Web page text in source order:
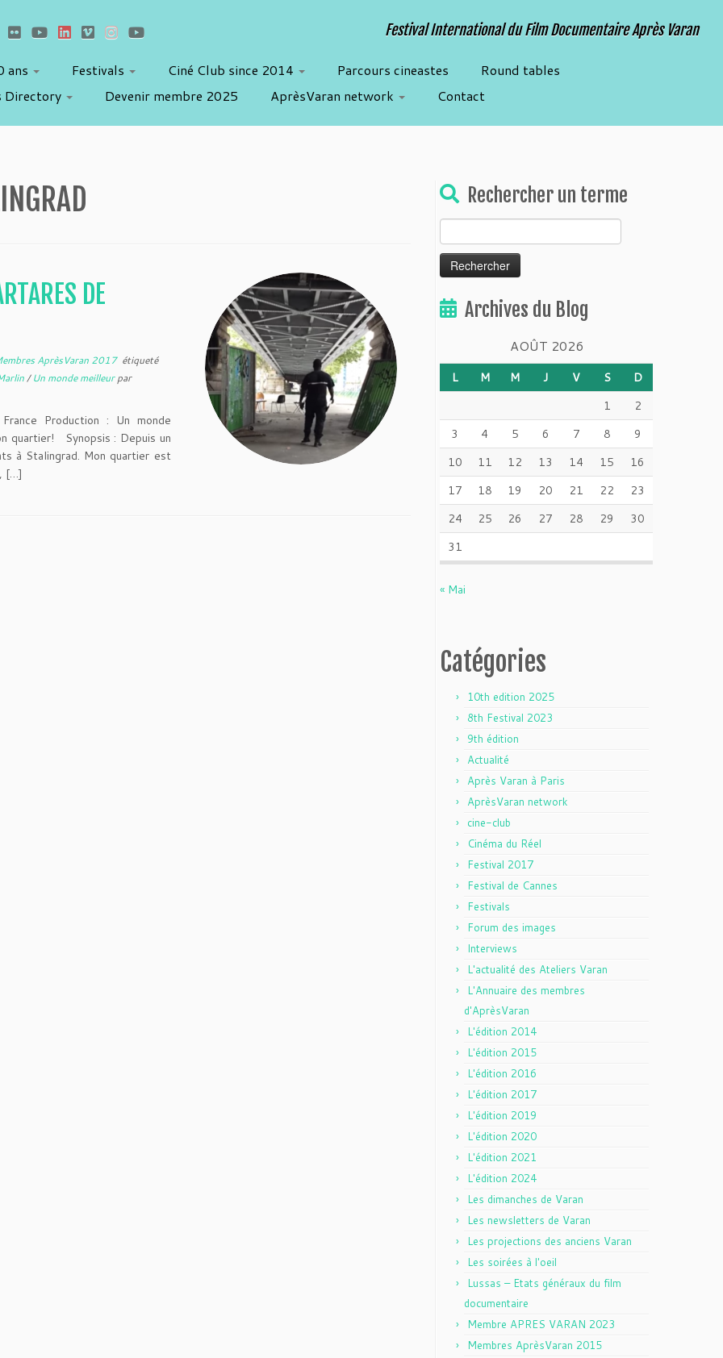
Festival International du Film Documentaire Après Varan
ans Festivals Ciné Club since 2014 Parcours cineastes
Round tables
Directory
Devenir membre 2025 AprèsVaran network Contact
DE
AprèsVaran 2017 étiqueté
/Un monde meilleurpar
Production : Un monde
quartier! Synopsis : Depuis un
à Stalingrad. Mon quartier est
[…]
Rechercher un terme
Archives du Blog
AOÛT 2026
L M M J V S
D
1
2
3
4 5 6 7 8
9
10
11 12 13 14 15
16
17
18 19 20 21 22
23
24
25 26 27 28 29
30
31
« Mai
Catégories
10th edition 2025
8th Festival 2023
9th édition
Actualité
Après Varan à Paris
AprèsVaran network
cine-club
Cinéma du Réel
Festival 2017
Festival de Cannes
Festivals
Forum des images
Interviews
L'actualité des Ateliers Varan
L'Annuaire des membres
d'AprèsVaran
L'édition 2014
L'édition 2015
L'édition 2016
L'édition 2017
L'édition 2019
L'édition 2020
L'édition 2021
L'édition 2024
Les dimanches de Varan
Les newsletters de Varan
Les projections des anciens Varan
Les soirées à l'oeil
Lussas – Etats généraux du film
documentaire
Membre APRES VARAN 2023
Membres AprèsVaran 2015